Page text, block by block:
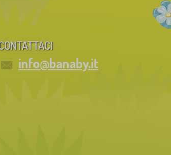
info@banaby.it